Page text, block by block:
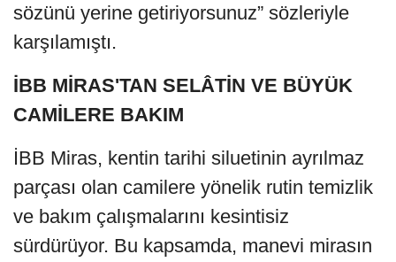
sözünü yerine getiriyorsunuz” sözleriyle
karşılamıştı.
İBB MİRAS'TAN SELÂTİN VE BÜYÜK
CAMİLERE BAKIM
İBB Miras, kentin tarihi siluetinin ayrılmaz
parçası olan camilere yönelik rutin temizlik
ve bakım çalışmalarını kesintisiz
sürdürüyor. Bu kapsamda, manevi mirasın